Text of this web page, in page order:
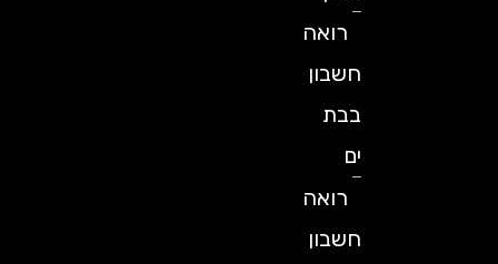
רואה
חשבון
רואה
חשבון